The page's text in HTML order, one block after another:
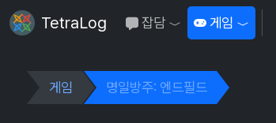
TetraLog 잡담 Toggle게임
게임 명일방주: 엔드필드